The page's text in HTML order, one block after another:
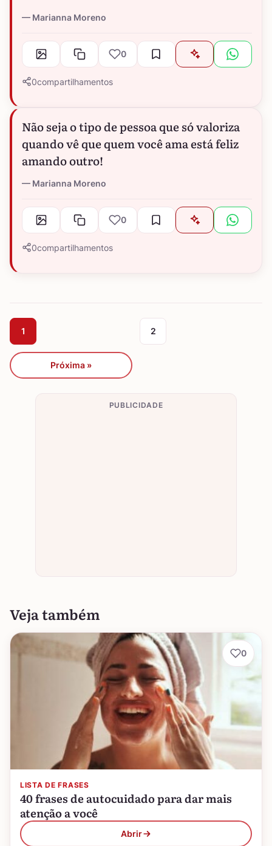
Marianna Moreno
0
0compartilhamentos
Não seja o tipo de pessoa que só valoriza
quando vê que quem você ama está feliz
amando outro!
Marianna Moreno
0
0compartilhamentos
1 2
Próxima »
PUBLICIDADE
Veja também
LISTA DE FRASES
40 frases de autocuidado para dar mais
atenção a você
Abrir
0